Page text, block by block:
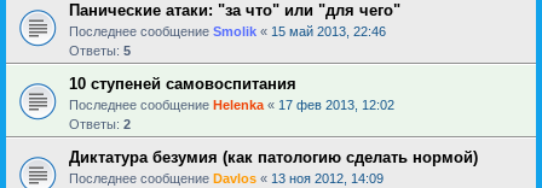
Панические атаки: "за что" или "для чего"
Последнее сообщение Smolik « 15 май 2013, 22:46
Ответы: 5
10 ступеней самовоспитания
Последнее сообщение Helenka « 17 фев 2013, 12:02
Ответы: 2
Диктатура безумия (как патологию сделать нормой)
Последнее сообщение Davlos « 13 ноя 2012, 14:09